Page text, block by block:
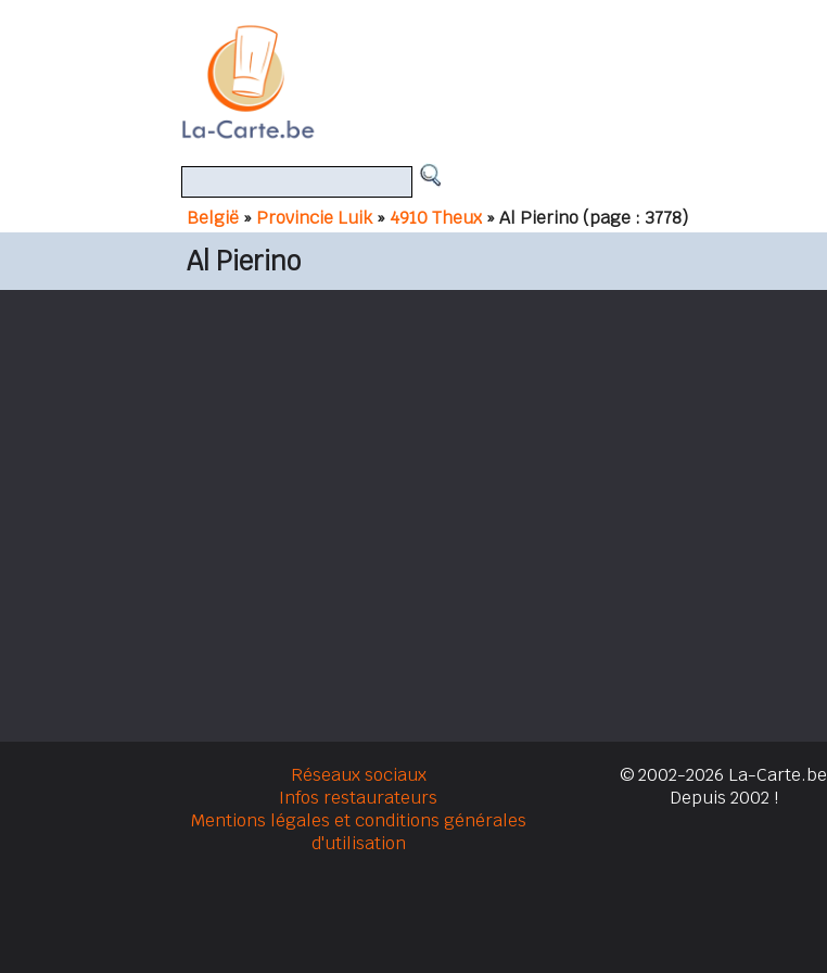
België » Provincie Luik»4910 Theux » Al Pierino(page : 3778)
Al Pierino
Réseaux sociaux
Infos restaurateurs
Mentions légales et conditions générales
d'utilisation
© 2002-2026 La-Carte.be
Depuis 2002 !